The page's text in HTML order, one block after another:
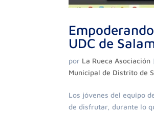
UDC de
por La Rueca Asociación |
Municipal de Distrito de
Los jóvenes del equipo
de disfrutar, durante lo